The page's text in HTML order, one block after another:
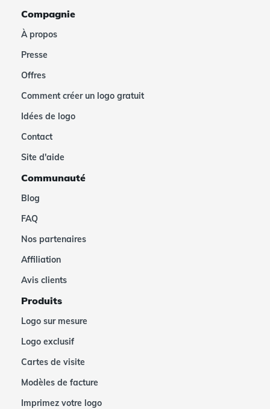
Compagnie
À propos
Presse
Offres
Comment créer un logo gratuit
Idées de logo
Contact
Site d'aide
Communauté
Blog
FAQ
Nos partenaires
Affiliation
Avis clients
Produits
Logo sur mesure
Logo exclusif
Cartes de visite
Modèles de facture
Imprimez votre logo